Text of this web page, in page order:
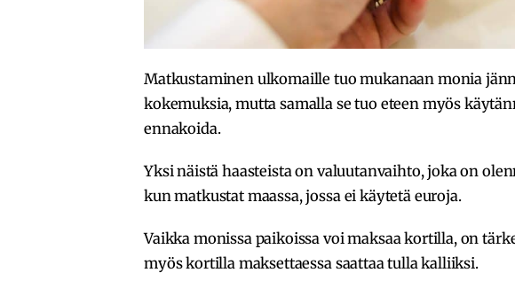
Matkustaminen ulkomaille tuo mukanaan monia
kokemuksia, mutta samalla se tuo eteen myös
ennakoida.
Yksi näistä haasteista on valuutanvaihto, joka on
kun matkustat maassa, jossa ei käytetä euroja.
Vaikka monissa paikoissa voi maksaa kortilla, on
myös kortilla maksettaessa saattaa tulla kalliiksi.